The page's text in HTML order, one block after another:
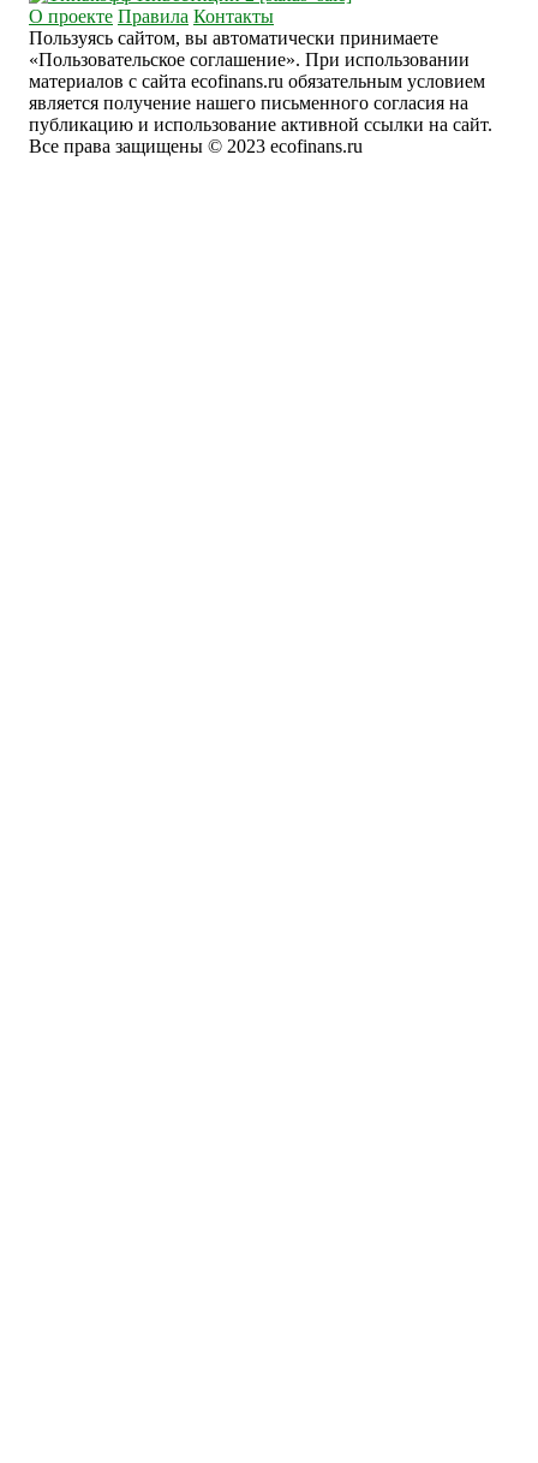
О проекте Правила Контакты
Пользуясь сайтом, вы автоматически принимаете
«Пользовательское соглашение». При использовании
материалов с сайта ecofinans.ru обязательным условием
является получение нашего письменного согласия на
публикацию и использование активной ссылки на сайт.
Все права защищены © 2023 ecofinans.ru